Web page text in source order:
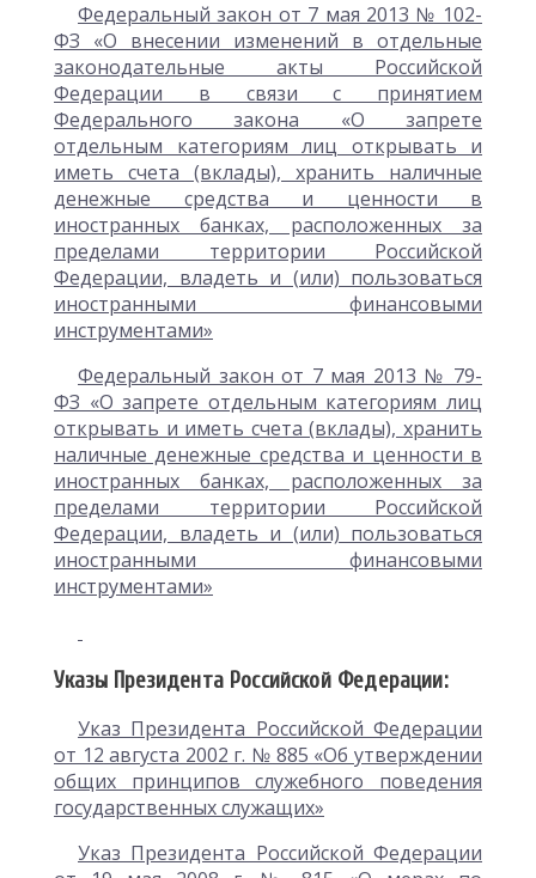
Федеральный закон от 7 мая 2013 № 102-
ФЗ «О внесении изменений в отдельные
законодательные акты Российской
Федерации в связи с принятием
Федерального закона «О запрете
отдельным категориям лиц открывать и
иметь счета (вклады), хранить наличные
денежные средства и ценности в
иностранных банках, расположенных за
пределами территории Российской
Федерации, владеть и (или) пользоваться
иностранными финансовыми
инструментами»
Федеральный закон от 7 мая 2013 № 79-
ФЗ «О запрете отдельным категориям лиц
открывать и иметь счета (вклады), хранить
наличные денежные средства и ценности в
иностранных банках, расположенных за
пределами территории Российской
Федерации, владеть и (или) пользоваться
иностранными финансовыми
инструментами»
Указы Президента Российской Федерации:
Указ Президента Российской Федерации
от 12 августа 2002 г. № 885 «Об утверждении
общих принципов служебного поведения
государственных служащих»
Указ Президента Российской Федерации